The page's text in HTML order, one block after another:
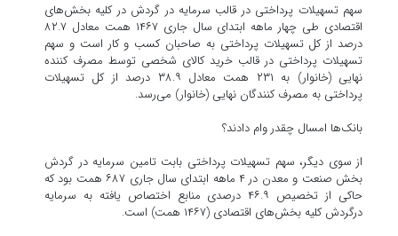
سهم تسهیلات پرداختی در قالب سرمایه در گردش در کلیه بخش‌های
اقتصادی طی چهار ماهه ابتدای سال جاری ۱۴۶۷ همت معادل ۸۲.۷
درصد از کل تسهیلات پرداختی به صاحبان کسب و کار است و سهم
تسهیلات پرداختی در قالب خرید کالای شخصی توسط مصرف کننده
نهایی (خانوار) به ۲۳۱ همت معادل ۳۸.۹ درصد از کل تسهیلات
پرداختی به مصرف کنندگان نهایی (خانوار) می‌رسد.
بانک‌ها امسال چقدر وام دادند؟
از سوی دیگر، سهم تسهیلات پرداختی بابت تامین سرمایه در گردش
بخش صنعت و معدن در ۴ ماهه ابتدای سال جاری ۶۸۷ همت بود که
حاکی از تخصیص ۴۶.۹ درصدی منابع اختصاص یافته به سرمایه
درگردش کلیه بخش‌های اقتصادی (۱۴۶۷ همت) است.